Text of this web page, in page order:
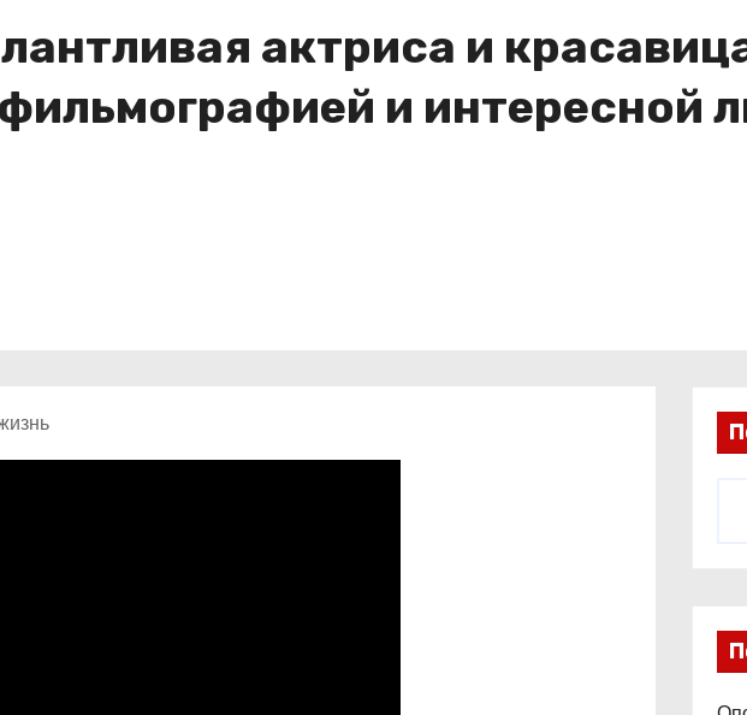
актриса и
и интересной